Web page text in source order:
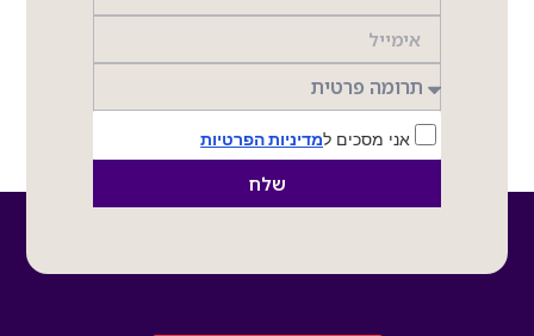
אני מסכים למדיניות הפרטיות
שלח